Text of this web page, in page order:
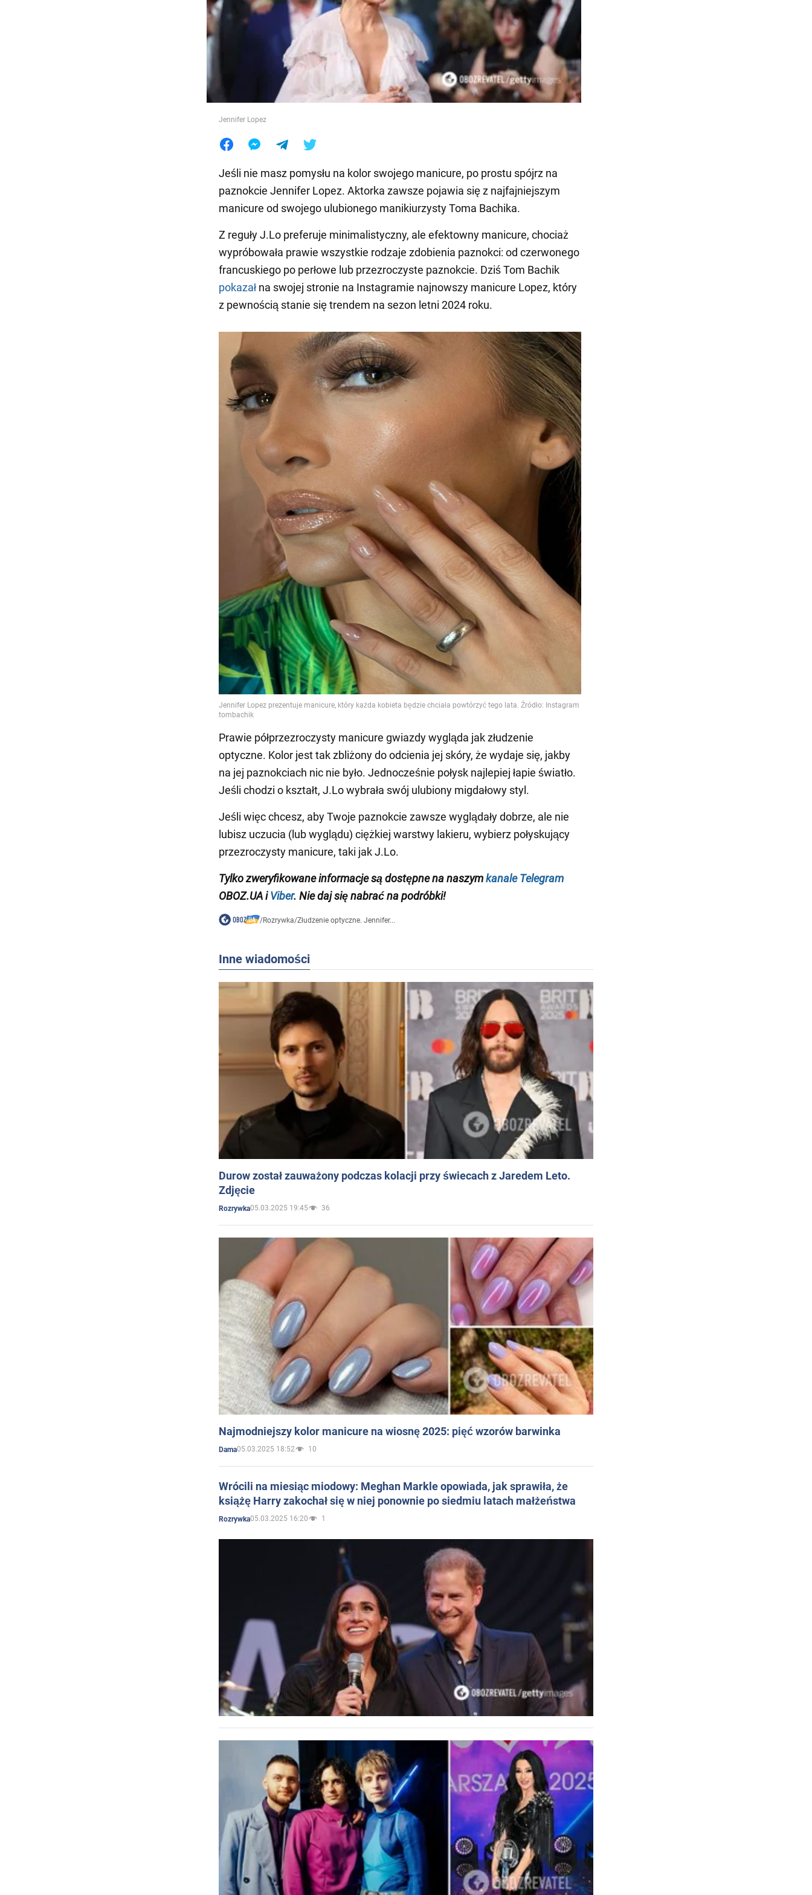
Jedzenie
Jennifer Lopez
Jeśli nie masz pomysłu na kolor swojego manicure, po prostu spójrz na
paznokcie Jennifer Lopez. Aktorka zawsze pojawia się z najfajniejszym
manicure od swojego ulubionego manikiurzysty Toma Bachika.
Z reguły J.Lo preferuje minimalistyczny, ale efektowny manicure, chociaż
wypróbowała prawie wszystkie rodzaje zdobienia paznokci: od czerwonego
francuskiego po perłowe lub przezroczyste paznokcie. Dziś Tom Bachik
pokazał na swojej stronie na Instagramie najnowszy manicure Lopez, który
z pewnością stanie się trendem na sezon letni 2024 roku.
Prawie półprzezroczysty manicure gwiazdy wygląda jak złudzenie
optyczne. Kolor jest tak zbliżony do odcienia jej skóry, że wydaje się, jakby
na jej paznokciach nic nie było. Jednocześnie połysk najlepiej łapie światło.
Jeśli chodzi o kształt, J.Lo wybrała swój ulubiony migdałowy styl.
Jeśli więc chcesz, aby Twoje paznokcie zawsze wyglądały dobrze, ale nie
lubisz uczucia (lub wyglądu) ciężkiej warstwy lakieru, wybierz połyskujący
przezroczysty manicure, taki jak J.Lo.
Tylko zweryfikowane informacje są dostępne na naszymkanale Telegram
OBOZ.UA iViber. Nie daj się nabrać na podróbki!
/Rozrywka/Złudzenie optyczne. Jennifer...
Inne wiadomości
Durow został zauważony podczas kolacji przy świecach z Jaredem Leto.
Zdjęcie
Rozrywka05.03.2025 19:45 36
Najmodniejszy kolor manicure na wiosnę 2025: pięć wzorów barwinka
Dama05.03.2025 18:52 10
Wrócili na miesiąc miodowy: Meghan Markle opowiada, jak sprawiła, że
książę Harry zakochał się w niej ponownie po siedmiu latach małżeństwa
Rozrywka05.03.2025 16:20 1